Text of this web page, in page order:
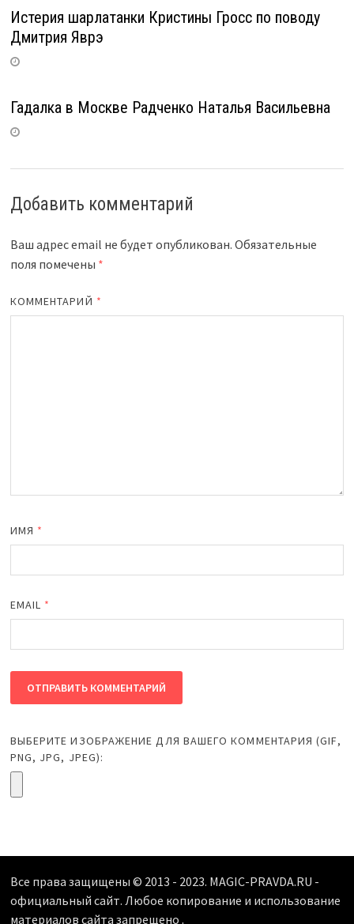
Истерия шарлатанки Кристины Гросс по поводу
Дмитрия Яврэ
Гадалка в Москве Радченко Наталья Васильевна
Добавить комментарий
Ваш адрес email не будет опубликован. Обязательные
поля помечены *
КОММЕНТАРИЙ *
ИМЯ *
EMAIL *
ВЫБЕРИТЕ ИЗОБРАЖЕНИЕ ДЛЯ ВАШЕГО КОММЕНТАРИЯ (GIF,
PNG, JPG, JPEG):
Все права защищены © 2013 - 2023. MAGIC-PRAVDA.RU -
официальный сайт. Любое копирование и использование
материалов сайта запрещено .